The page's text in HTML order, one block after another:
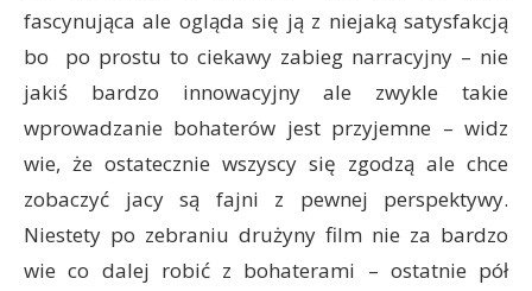
fascynująca ale ogląda się ją z niejaką satysfakcją
bo po prostu to ciekawy zabieg narracyjny – nie
jakiś bardzo innowacyjny ale zwykle takie
wprowadzanie bohaterów jest przyjemne – widz
wie, że ostatecznie wszyscy się zgodzą ale chce
zobaczyć jacy są fajni z pewnej perspektywy.
Niestety po zebraniu drużyny film nie za bardzo
wie co dalej robić z bohaterami – ostatnie pół